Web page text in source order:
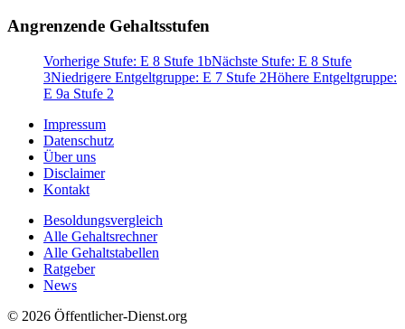
Angrenzende Gehaltsstufen
Vorherige Stufe: E 8 Stufe 1bNächste Stufe: E 8 Stufe
3Niedrigere Entgeltgruppe: E 7 Stufe 2Höhere Entgeltgruppe:
E 9a Stufe 2
Impressum
Datenschutz
Über uns
Disclaimer
Kontakt
Besoldungsvergleich
Alle Gehaltsrechner
Alle Gehaltstabellen
Ratgeber
News
© 2026 Öffentlicher-Dienst.org